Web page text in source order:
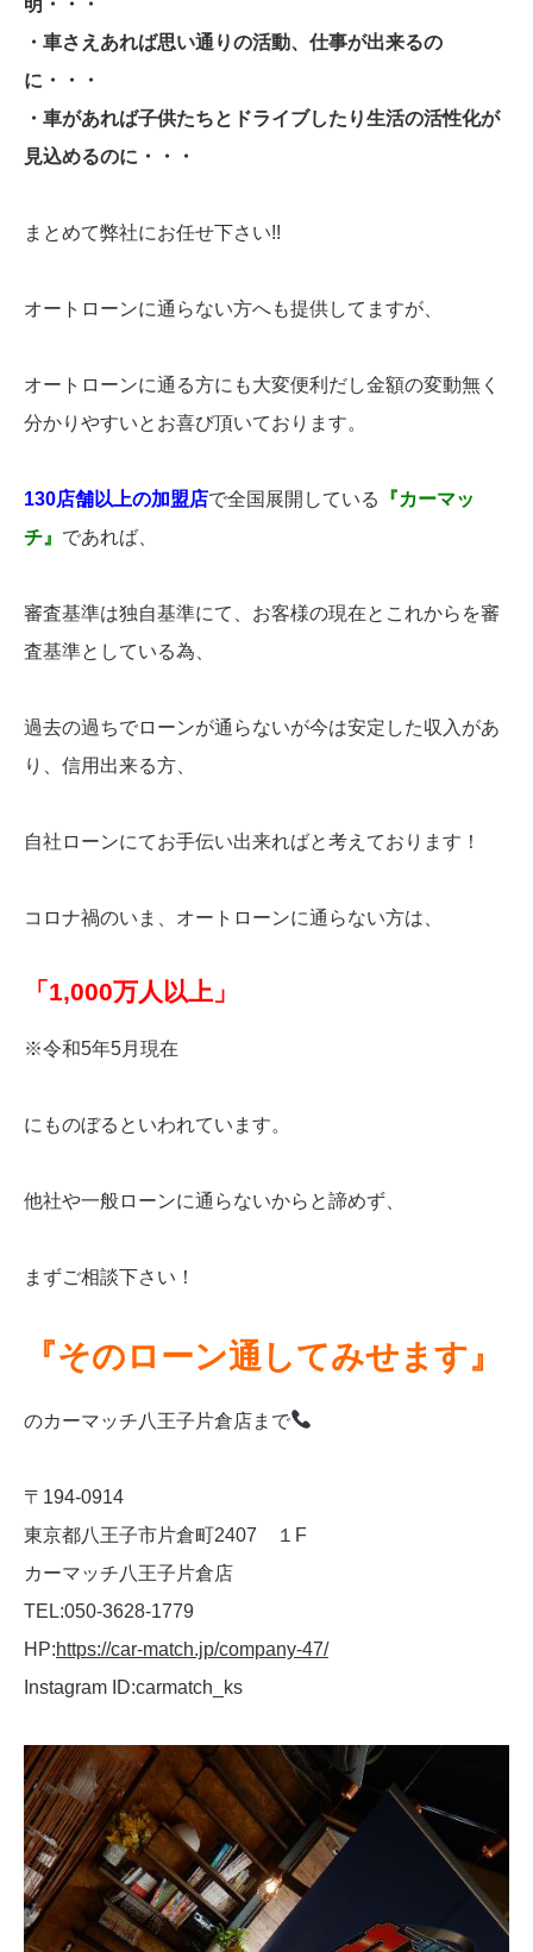
明・・・
・車さえあれば思い通りの活動、仕事が出来るの
に・・・
・車があれば子供たちとドライブしたり生活の活性化が
見込めるのに・・・
まとめて弊社にお任せ下さい!!
オートローンに通らない方へも提供してますが、
オートローンに通る方にも大変便利だし金額の変動無く
分かりやすいとお喜び頂いております。
130店舗以上の加盟店で全国展開している
『カーマッ
チ』 であれば、
審査基準は独自基準にて、お客様の現在とこれからを審
査基準としている為、
過去の過ちでローンが通らないが今は安定した収入があ
り、信用出来る方、
自社ローンにてお手伝い出来ればと考えております！
コロナ禍のいま、オートローンに通らない方は、
「1,000万人以上」
※令和5年5月現在
にものぼるといわれています。
他社や一般ローンに通らないからと諦めず、
まずご相談下さい！
『そのローン通してみせます』
のカーマッチ八王子片倉店まで
〒194-0914
東京都八王子市片倉町2407 １F
カーマッチ八王子片倉店
TEL:050-3628-1779
HP:https://car-match.jp/company-47/
Instagram ID:carmatch_ks